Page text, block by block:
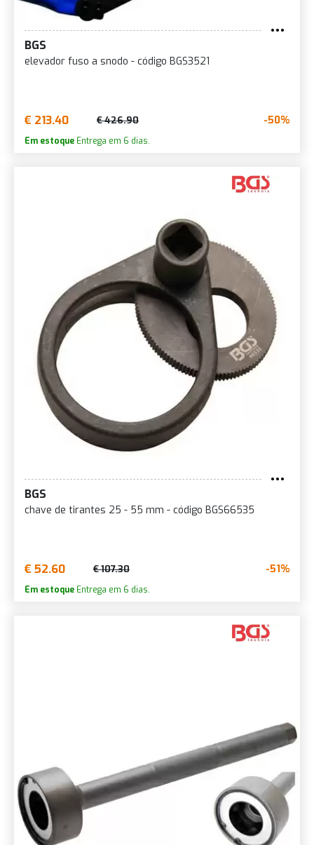
BGS
elevador fuso a snodo - código BGS3521
€ 213.40 € 426.90 -50%
Em estoque Entrega em 6 dias.
BGS
chave de tirantes 25 - 55 mm - código BGS66535
€ 52.60 € 107.30 -51%
Em estoque Entrega em 6 dias.